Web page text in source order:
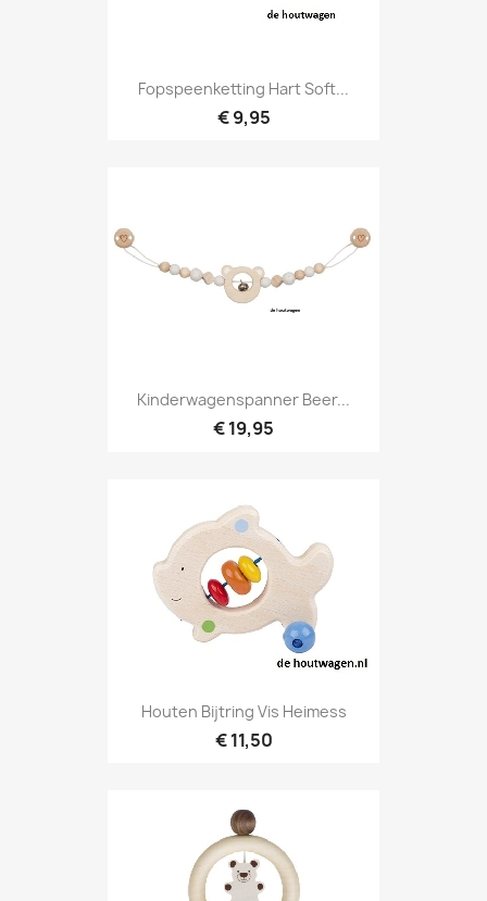
Fopspeenketting Hart Soft...
€ 9,95
Kinderwagenspanner Beer...
€ 19,95
Houten Bijtring Vis Heimess
€ 11,50